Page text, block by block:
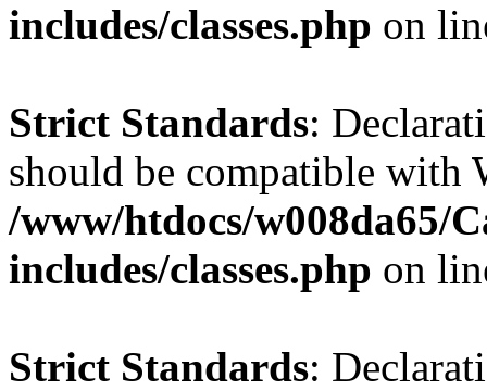
includes/classes.php on
Strict Standards:
should be compatible with
/www/htdocs/w008da65/
includes/classes.php on
Strict Standards: